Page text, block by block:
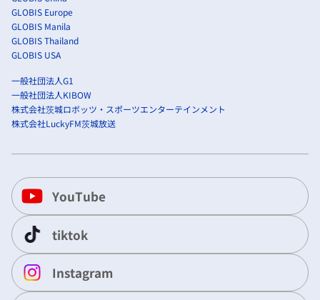
GLOBIS Europe
GLOBIS Manila
GLOBIS Thailand
GLOBIS USA
一般社団法人G1
一般社団法人KIBOW
株式会社茨城ロボッツ・スポーツエンターテインメント
株式会社LuckyFM茨城放送
YouTube
tiktok
Instagram